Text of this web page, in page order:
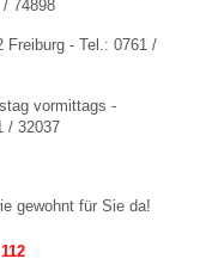
74898
Freiburg - Tel.: 0761 /
vormittags -
/ 32037
gewohnt für Sie da!
112